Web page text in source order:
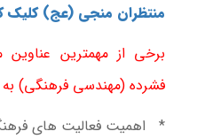
منتظران منجی (عج) کلیک
برخی از مهمترین
فشرده (مهندسی فرهنگی) به
* اهمیت فعالیت های